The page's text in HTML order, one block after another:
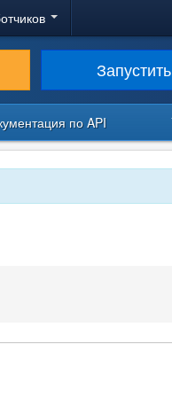
Запустить
по API